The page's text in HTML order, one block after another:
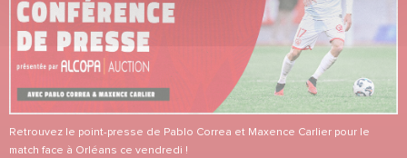
Retrouvez le point-presse de Pablo Correa et Maxence Carlier pour le
match face à Orléans ce vendredi !